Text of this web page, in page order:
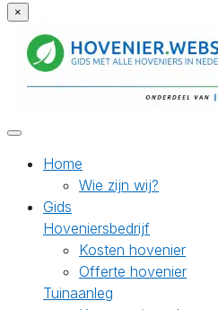
×
Home
Wie zijn wij?
Gids
Hoveniersbedrijf
Kosten hovenier
Offerte hovenier
Tuinaanleg